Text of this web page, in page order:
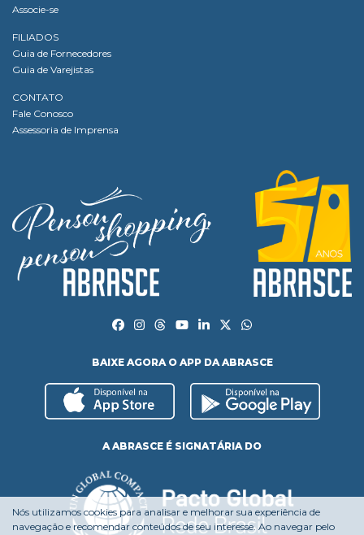
Associe-se
FILIADOS
Guia de Fornecedores
Guia de Varejistas
CONTATO
Fale Conosco
Assessoria de Imprensa
BAIXE AGORA O APP DA ABRASCE
A ABRASCE É SIGNATÁRIA DO
Nós utilizamos cookies para analisar e melhorar sua experiência de
navegação e recomendar conteúdos de seu interesse. Ao navegar pelo